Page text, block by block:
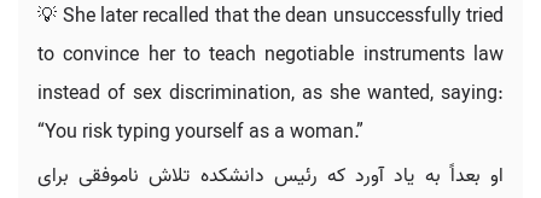
💡 She later recalled that the dean unsuccessfully tried
to convince her to teach negotiable instruments law
instead of sex discrimination, as she wanted, saying:
“You risk typing yourself as a woman.”
او بعداً به یاد آورد که رئیس دانشکده تلاش ناموفقی برای